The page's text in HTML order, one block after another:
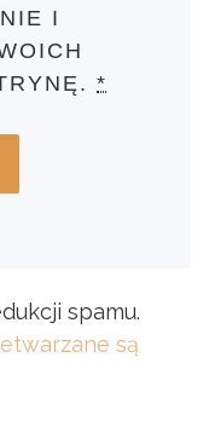
I
*
spamu.
są